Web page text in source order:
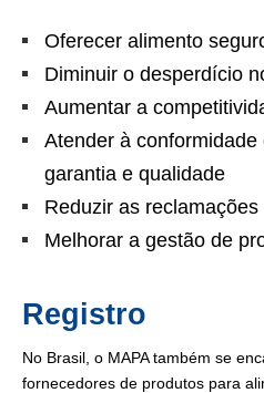
Oferecer alimento
Diminuir o desperdício
Aumentar a
Atender à
garantia e qualidade
Reduzir as
Melhorar a gestão de
Registro
No Brasil, o MAPA também se
fornecedores de produtos para